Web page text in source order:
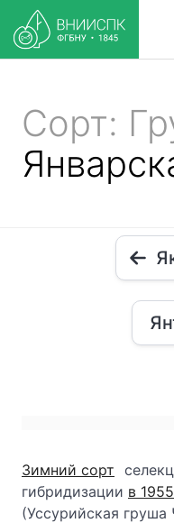
Сорт:
Зимний сорт
гибридизации в
(Уссурийская